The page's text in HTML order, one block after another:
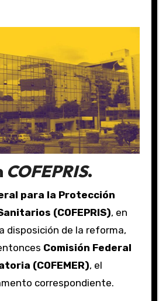
COFEPRIS.
para la Protección
(COFEPRIS), en
disposición de la reforma,
Comisión Federal
(COFEMER), el
correspondiente.